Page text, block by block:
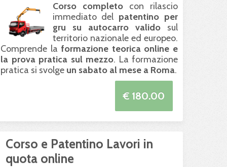
Corso completocon rilascio
immediato del patentino per
gru su autocarro validosul
territorio nazionale ed europeo.
Comprende laformazione teorica online e
la prova pratica sul mezzo. La formazione
pratica si svolge un sabato al mese a Roma.
€ 180.00
Corso e Patentino Lavori in
quota online